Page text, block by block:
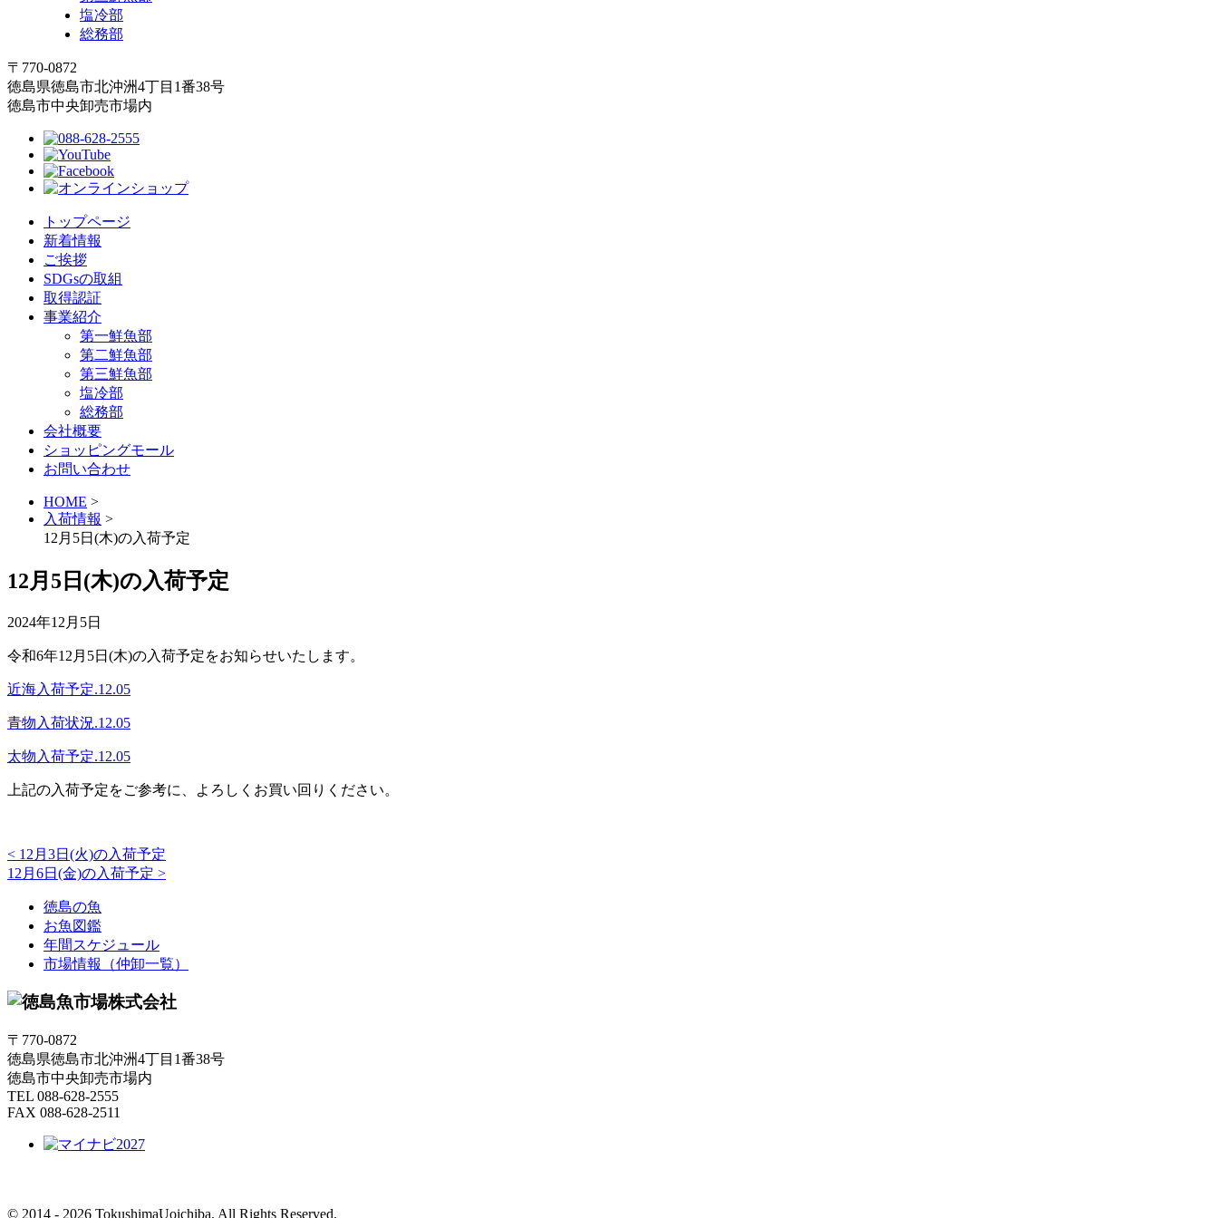
塩冷部
総務部
〒770-0872
徳島県徳島市北沖洲4丁目1番38号
徳島市中央卸売市場内
トップページ
新着情報
ご挨拶
SDGsの取組
取得認証
事業紹介
第一鮮魚部
第二鮮魚部
第三鮮魚部
塩冷部
総務部
会社概要
ショッピングモール
お問い合わせ
HOME >
入荷情報 >
12月5日(木)の入荷予定
12月5日(木)の入荷予定
2024年12月5日
令和6年12月5日(木)の入荷予定をお知らせいたします。
近海入荷予定.12.05
青物入荷状況.12.05
太物入荷予定.12.05
上記の入荷予定をご参考に、よろしくお買い回りください。
< 12月3日(火)の入荷予定
12月6日(金)の入荷予定 >
徳島の魚
お魚図鑑
年間スケジュール
市場情報（仲卸一覧）
〒770-0872
徳島県徳島市北沖洲4丁目1番38号
徳島市中央卸売市場内
TEL 088-628-2555
FAX 088-628-2511
© 2014 - 2026 TokushimaUoichiba. All Rights Reserved.